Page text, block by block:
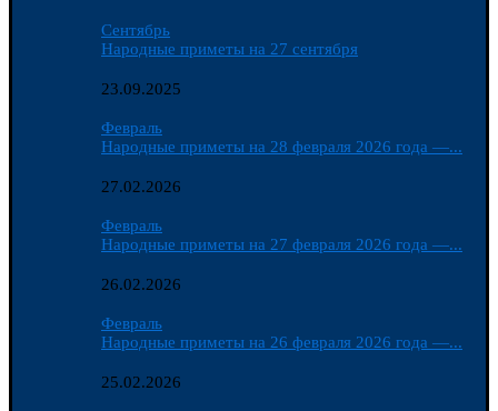
Сентябрь
Народные приметы на 27 сентября
23.09.2025
Февраль
Народные приметы на 28 февраля 2026 года —...
27.02.2026
Февраль
Народные приметы на 27 февраля 2026 года —...
26.02.2026
Февраль
Народные приметы на 26 февраля 2026 года —...
25.02.2026